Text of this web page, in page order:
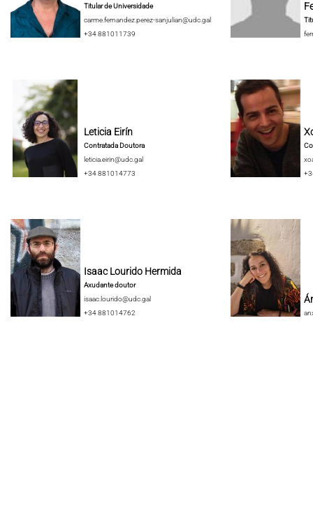
Titular de Universidade
carme.fernandez.perez-sanjulian@udc.gal
+34 881011739
Leticia Eirín
Contratada Doutora
leticia.eirin@udc.gal
+34 881014773
Isaac Lourido Hermida
Axudante doutor
isaac.lourido@udc.gal
+34 881014762